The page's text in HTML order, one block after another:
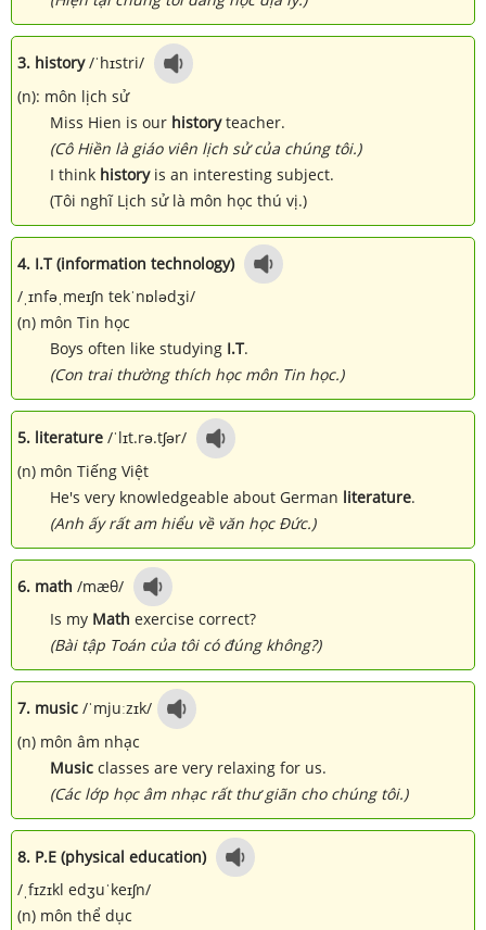
3. history/ˈhɪstri/
(n): môn lịch sử
Miss Hien is our historyteacher.
(Cô Hiền là giáo viên lịch sử của chúng tôi.)
I think historyis an interesting subject.
(Tôi nghĩ Lịch sử là môn học thú vị.)
4. I.T (information technology)
/ˌɪnfəˌmeɪʃn tekˈnɒlədʒi/
(n) môn Tin học
Boys often like studying I.T.
(Con trai thường thích học môn Tin học.)
5. literature /ˈlɪt.rə.tʃər/
(n) môn Tiếng Việt
He's very knowledgeable about German literature.
(Anh ấy rất am hiểu về văn học Đức.)
6. math /mæθ/
Is my Math exercise correct?
(Bài tập Toán của tôi có đúng không?)
7. music /ˈmjuːzɪk/
(n) môn âm nhạc
Music classes are very relaxing for us.
(Các lớp học âm nhạc rất thư giãn cho chúng tôi.)
8. P.E (physical education)
/ˌfɪzɪkl edʒuˈkeɪʃn/
(n) môn thể dục